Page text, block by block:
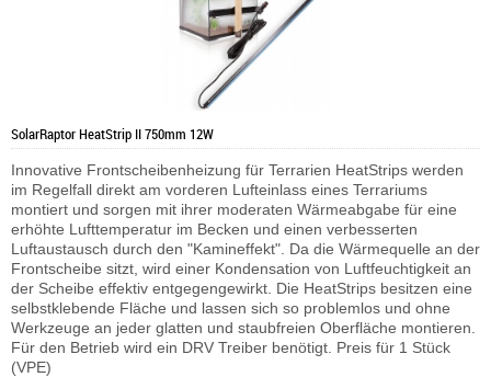
SolarRaptor HeatStrip II 750mm 12W
Innovative Frontscheibenheizung für Terrarien HeatStrips werden
im Regelfall direkt am vorderen Lufteinlass eines Terrariums
montiert und sorgen mit ihrer moderaten Wärmeabgabe für eine
erhöhte Lufttemperatur im Becken und einen verbesserten
Luftaustausch durch den "Kamineffekt". Da die Wärmequelle an der
Frontscheibe sitzt, wird einer Kondensation von Luftfeuchtigkeit an
der Scheibe effektiv entgegengewirkt. Die HeatStrips besitzen eine
selbstklebende Fläche und lassen sich so problemlos und ohne
Werkzeuge an jeder glatten und staubfreien Oberfläche montieren.
Für den Betrieb wird ein DRV Treiber benötigt. Preis für 1 Stück
(VPE)